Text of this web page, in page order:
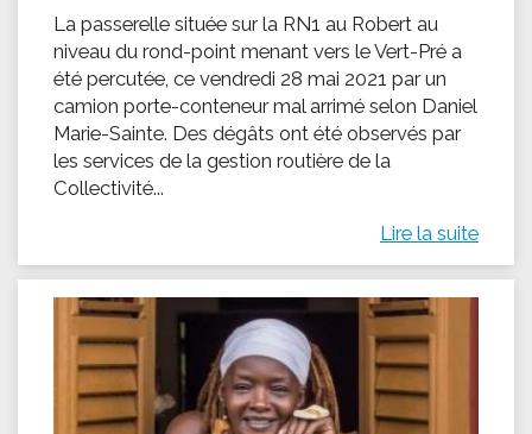
La passerelle située sur la RN1 au Robert au
niveau du rond-point menant vers le Vert-Pré a
été percutée, ce vendredi 28 mai 2021 par un
camion porte-conteneur mal arrimé selon Daniel
Marie-Sainte. Des dégâts ont été observés par
les services de la gestion routière de la
Collectivité...
Lire la suite